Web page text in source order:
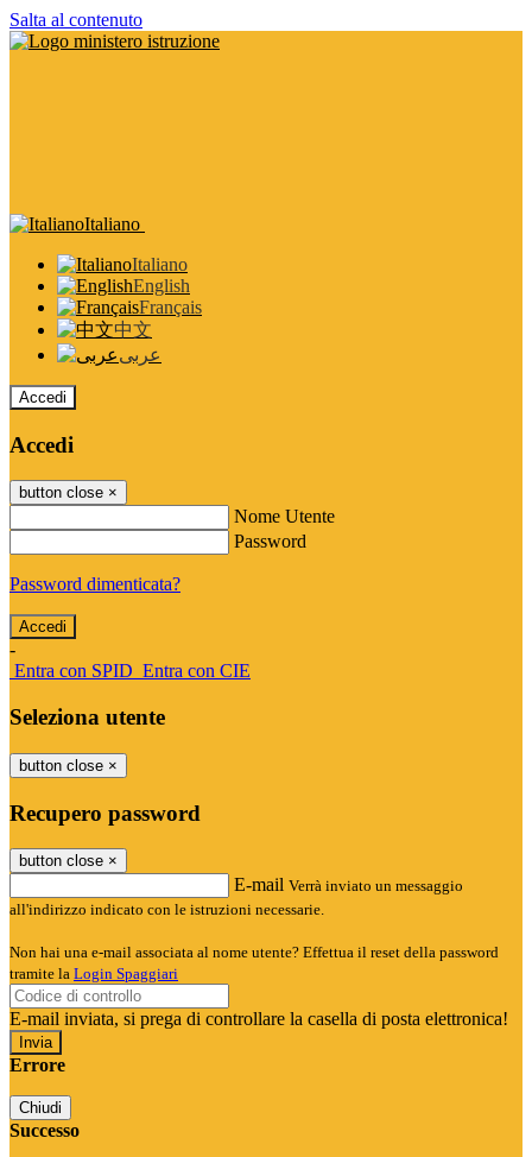
Salta al contenuto
Italiano
Italiano
English
Français
中文
عربى
Accedi
Accedi
button close ×
Nome Utente
Password
Password dimenticata?
-
Entra con SPID Entra con CIE
Seleziona utente
button close ×
Recupero password
button close ×
E-mail Verrà inviato un messaggio
all'indirizzo indicato con le istruzioni necessarie.
Non hai una e-mail associata al nome utente? Effettua il reset della password
tramite la Login Spaggiari
E-mail inviata, si prega di controllare la casella di posta elettronica!
Errore
Chiudi
Successo